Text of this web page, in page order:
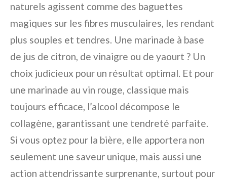
naturels agissent comme des baguettes
magiques sur les fibres musculaires, les rendant
plus souples et tendres. Une marinade à base
de jus de citron, de vinaigre ou de yaourt ? Un
choix judicieux pour un résultat optimal. Et pour
une marinade au vin rouge, classique mais
toujours efficace, l’alcool décompose le
collagène, garantissant une tendreté parfaite.
Si vous optez pour la bière, elle apportera non
seulement une saveur unique, mais aussi une
action attendrissante surprenante, surtout pour